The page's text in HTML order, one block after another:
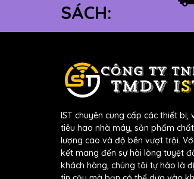
Thương Mại Dịch Vụ IST
Nhật, giấy nhám tờ Fujistar
Bản, giấy nhám tờ hình
Buffalo(Nhật Bản).... trên
Bạn có thể tham khảo bảng
SÁCH:
IST chuyên cung cấp các thiết bị,
tiêu hao nhà máy, sản phẩm chất
lượng cao và độ bền vượt trội.
kết mang đến sự hài lòng tuyệt
khách hàng, chúng tôi tự hào là